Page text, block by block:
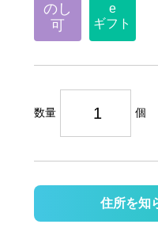
のし
可
e
ギフト
数量 個
住所を知